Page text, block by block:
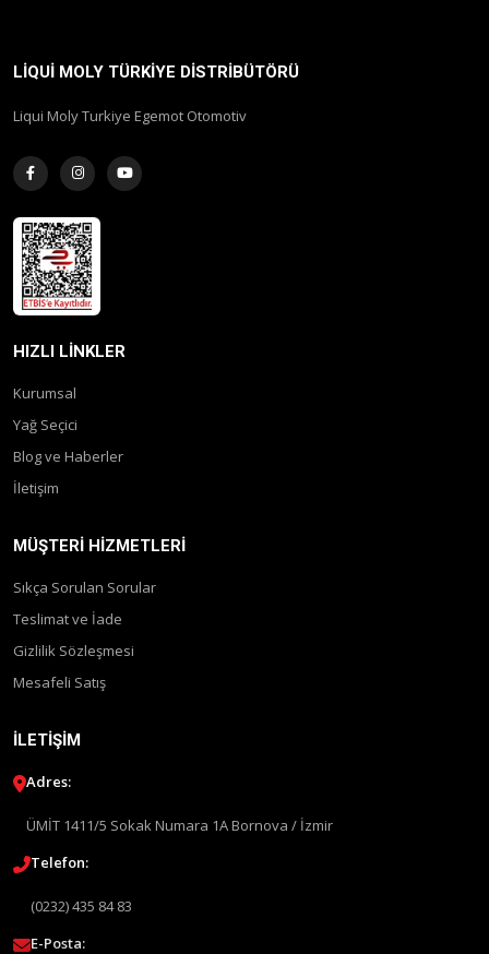
LIQUI MOLY TÜRKIYE DISTRIBÜTÖRÜ
Liqui Moly Turkiye Egemot Otomotiv
HIZLI LINKLER
Kurumsal
Yağ Seçici
Blog ve Haberler
İletişim
MÜŞTERI HIZMETLERI
Sıkça Sorulan Sorular
Teslimat ve İade
Gizlilik Sözleşmesi
Mesafeli Satış
İLETIŞIM
Adres:
ÜMİT 1411/5 Sokak Numara 1A Bornova / İzmir
Telefon:
(0232) 435 84 83
E-Posta: